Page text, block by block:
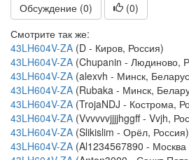
Обсуждение (0) (0)
Смотрите так же:
43LH604V-ZA (D - Киров, Россия)
43LH604V-ZA (Chupanin - Людиново,
43LH604V-ZA (alexvh - Минск,
43LH604V-ZA (Rubaka - Минск,
43LH604V-ZA (TrojaNDJ - Кострома,
43LH604V-ZA (Vvvvvvjjjjhggff - Vvjh,
43LH604V-ZA (Slikislim - Орёл, Россия)
43LH604V-ZA (Al1234567890 - Москва